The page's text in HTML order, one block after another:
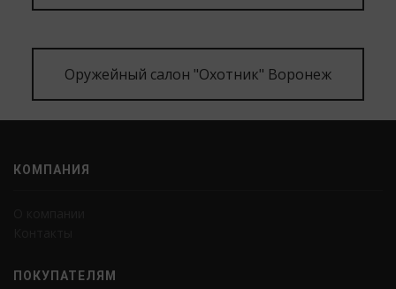
Оружейный салон "Охотник" Воронеж
КОМПАНИЯ
ПОКУПАТЕЛЯМ